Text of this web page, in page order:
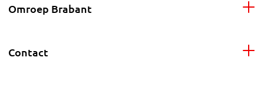
Omroep Brabant
Contact